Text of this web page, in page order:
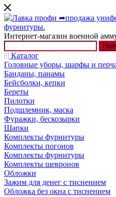
Интернет-магазин военной
Каталог
Головные уборы, шарфы и
Банданы, панамы
Бейсболки, кепки
Береты
Пилотки
Подшлемник, маска
Фуражки, бескозырки
Шапки
Комплекты фурнитуры
Комплекты погонов
Комплекты фурнитуры
Комплекты шевронов
Обложки
Зажим для денег с тиснением
Обложка без окна с тиснением